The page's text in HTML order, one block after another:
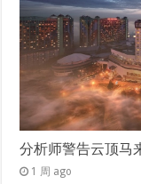
分析师警告云顶马
1 周 ago